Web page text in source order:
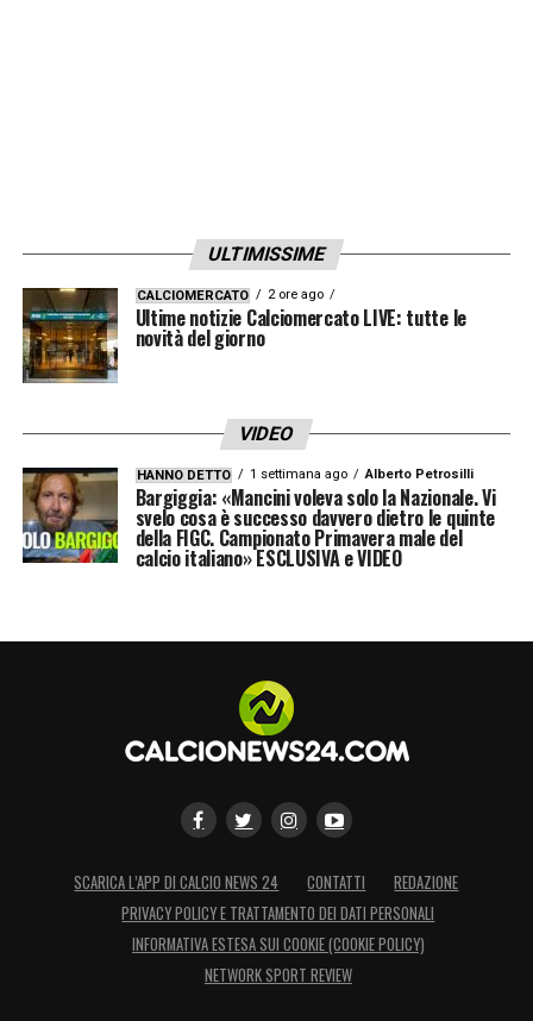
ULTIMISSIME
CALCIOMERCATO 2 ore ago
Ultime notizie Calciomercato LIVE: tutte le
novità del giorno
VIDEO
HANNO DETTO 1 settimana ago Alberto Petrosilli
Bargiggia: «Mancini voleva solo la Nazionale. Vi
svelo cosa è successo davvero dietro le quinte
della FIGC. Campionato Primavera male del
calcio italiano» ESCLUSIVA e VIDEO
SCARICA L’APP DI CALCIO NEWS 24 CONTATTI
REDAZIONE
PRIVACY POLICY E TRATTAMENTO DEI DATI PERSONALI
INFORMATIVA ESTESA SUI COOKIE (COOKIE POLICY)
NETWORK SPORT REVIEW